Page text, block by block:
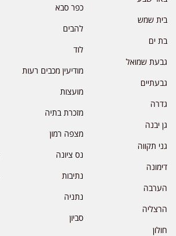
בית שמש
בת ים
גבעת שמואל
גבעתיים
גדרה
גן יבנה
גני תקווה
דימונה
הערבה
הרצליה
חולון
כפר סבא
להבים
לוד
מודיעין מכבים רעות
מועצות
מזכרת בתיה
מצפה רמון
נס ציונה
נתיבות
נתניה
סביון